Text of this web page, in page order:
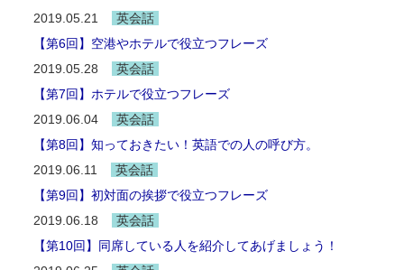
2019.05.21
英会話
【第6回】空港やホテルで役立つフレーズ
2019.05.28
英会話
【第7回】ホテルで役立つフレーズ
2019.06.04
英会話
【第8回】知っておきたい！英語での人の呼び方。
2019.06.11
英会話
【第9回】初対面の挨拶で役立つフレーズ
2019.06.18
英会話
【第10回】同席している人を紹介してあげましょう！